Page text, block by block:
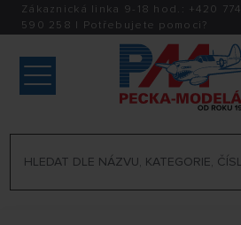
Zákaznická linka 9-18 hod.: +420 774
590 258 | Potřebujete pomoci?